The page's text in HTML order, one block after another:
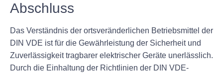
Abschluss
Das Verständnis der ortsveränderlichen Betriebsmittel der
DIN VDE ist für die Gewährleistung der Sicherheit und
Zuverlässigkeit tragbarer elektrischer Geräte unerlässlich.
Durch die Einhaltung der Richtlinien der DIN VDE-